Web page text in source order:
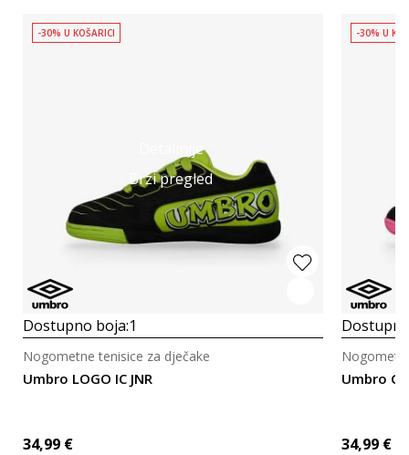
Detaljnije
Brzi pregled
-30% U KOŠARICI
Dostupno boja:1
Umbro LOGO IC JNR
Nogometne tenisice za dječake
34,99 €
-30% U
Umbro
34,99 €